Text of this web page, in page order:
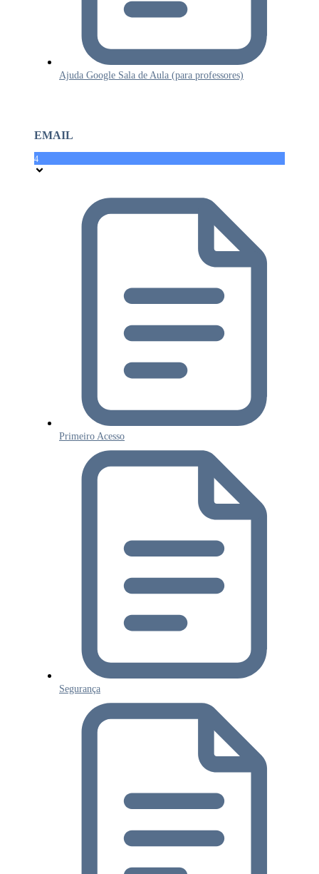
Ajuda Google Sala de Aula (para professores)
EMAIL
4
Primeiro Acesso
Segurança